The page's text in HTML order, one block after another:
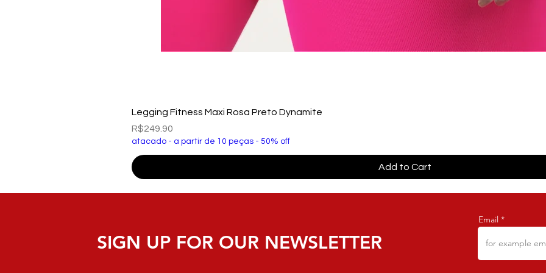
Legging Fitness Maxi Rosa Preto Dynamite
Price
R$249.90
atacado - a partir de 10 peças - 50% off
Add to Cart
SIGN UP FOR OUR NEWSLETTER
Email